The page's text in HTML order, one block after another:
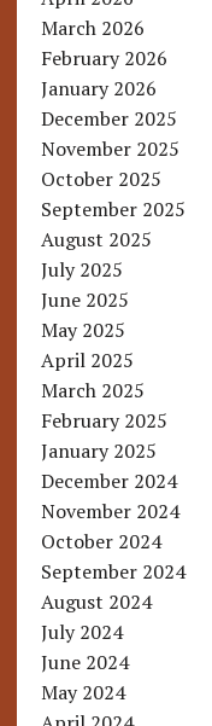
March 2026
February 2026
January 2026
December 2025
November 2025
October 2025
September 2025
August 2025
July 2025
June 2025
May 2025
April 2025
March 2025
February 2025
January 2025
December 2024
November 2024
October 2024
September 2024
August 2024
July 2024
June 2024
May 2024